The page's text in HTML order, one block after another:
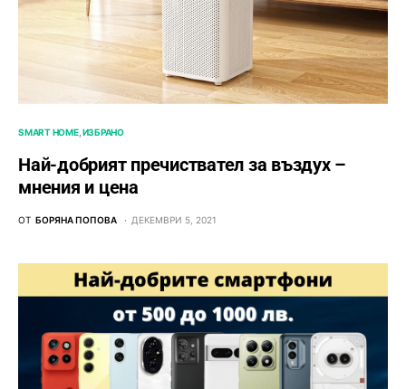
SMART HOME ИЗБРАНО
Най-добрият пречиствател за въздух –
мнения и цена
ОТ БОРЯНА ПОПОВА ДЕКЕМВРИ 5, 2021